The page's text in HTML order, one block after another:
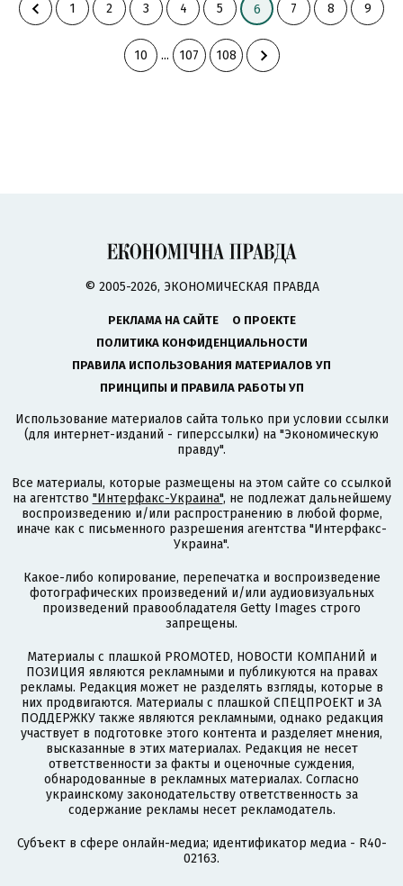
1 2 3 4 5 6 7 8 9
10 ... 107 108
© 2005-2026, ЭКОНОМИЧЕСКАЯ ПРАВДА
РЕКЛАМА НА САЙТЕ
О ПРОЕКТЕ
ПОЛИТИКА КОНФИДЕНЦИАЛЬНОСТИ
ПРАВИЛА ИСПОЛЬЗОВАНИЯ МАТЕРИАЛОВ УП
ПРИНЦИПЫ И ПРАВИЛА РАБОТЫ УП
Использование материалов сайта только при условии ссылки
(для интернет-изданий - гиперссылки) на "Экономическую
правду".
Все материалы, которые размещены на этом сайте со ссылкой
на агентство "Интерфакс-Украина", не подлежат дальнейшему
воспроизведению и/или распространению в любой форме,
иначе как с письменного разрешения агентства "Интерфакс-
Украина".
Какое-либо копирование, перепечатка и воспроизведение
фотографических произведений и/или аудиовизуальных
произведений правообладателя Getty Images строго
запрещены.
Материалы с плашкой PROMOTED, НОВОСТИ КОМПАНИЙ и
ПОЗИЦИЯ являются рекламными и публикуются на правах
рекламы. Редакция может не разделять взгляды, которые в
них продвигаются. Материалы с плашкой СПЕЦПРОЕКТ и ЗА
ПОДДЕРЖКУ также являются рекламными, однако редакция
участвует в подготовке этого контента и разделяет мнения,
высказанные в этих материалах. Редакция не несет
ответственности за факты и оценочные суждения,
обнародованные в рекламных материалах. Согласно
украинскому законодательству ответственность за
содержание рекламы несет рекламодатель.
Субъект в сфере онлайн-медиа; идентификатор медиа - R40-
02163.